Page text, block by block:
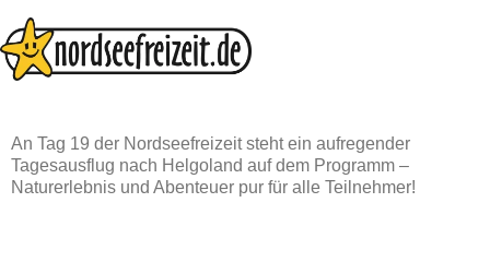
Inhalt
springen
An Tag 19 der Nordseefreizeit steht ein aufregender
Tagesausflug nach Helgoland auf dem Programm –
Naturerlebnis und Abenteuer pur für alle Teilnehmer!